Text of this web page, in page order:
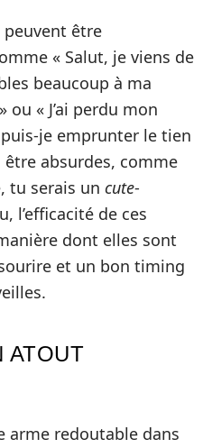
peuvent être
« Salut, je viens de
beaucoup à ma
« J’ai perdu mon
je emprunter le tien
être absurdes, comme
tu serais un cute-
l’efficacité de ces
dont elles sont
et un bon timing
ATOUT
arme redoutable dans